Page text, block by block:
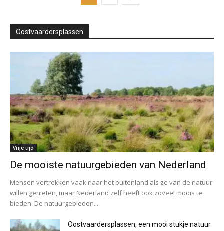
Oostvaardersplassen
Vrije tijd
De mooiste natuurgebieden van Nederland
Mensen vertrekken vaak naar het buitenland als ze van de natuur
willen genieten, maar Nederland zelf heeft ook zoveel moois te
bieden. De natuurgebieden...
Oostvaardersplassen, een mooi stukje natuur